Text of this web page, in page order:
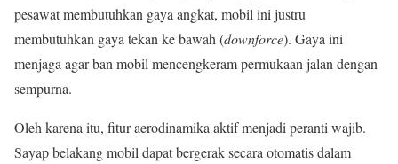
pesawat membutuhkan gaya angkat, mobil ini justru
membutuhkan gaya tekan ke bawah (downforce). Gaya ini
menjaga agar ban mobil mencengkeram permukaan jalan dengan
sempurna.
Oleh karena itu, fitur aerodinamika aktif menjadi peranti wajib.
Sayap belakang mobil dapat bergerak secara otomatis dalam